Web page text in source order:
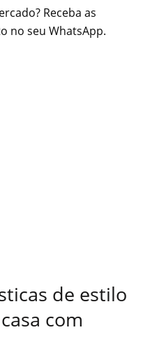
Receba as
no seu WhatsApp.
de estilo
com